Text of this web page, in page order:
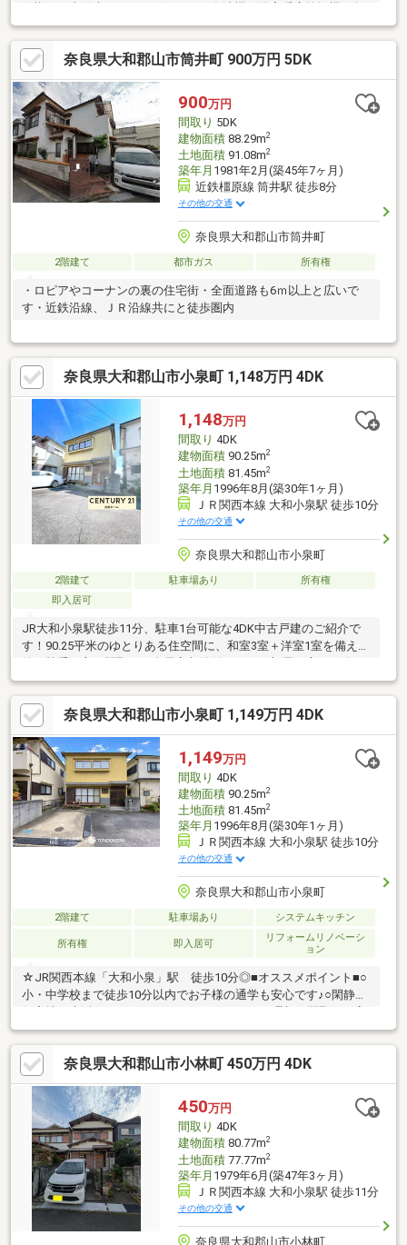
階トイレあり・電動シャッター雨戸（1階南側は手動です）・LDK
と畳コーナー間は間仕切りで仕切ることができます。
奈良県大和郡山市筒井町 900万円 5DK
900万円
間取り 5DK
建物面積88.29m2
土地面積91.08m2
築年月 1981年2月(築45年7ヶ月)
近鉄橿原線 筒井駅 徒歩8分
その他の交通
奈良県大和郡山市筒井町
2階建て 都市ガス 所有権
・ロピアやコーナンの裏の住宅街・全面道路も6ｍ以上と広いで
す・近鉄沿線、ＪＲ沿線共にと徒歩圏内
奈良県大和郡山市小泉町 1,148万円 4DK
1,148万円
間取り 4DK
建物面積90.25m2
土地面積81.45m2
築年月 1996年8月(築30年1ヶ月)
ＪＲ関西本線 大和小泉駅 徒歩10分
その他の交通
奈良県大和郡山市小泉町
2階建て 駐車場あり
所有権
即入居可
JR大和小泉駅徒歩11分、駐車1台可能な4DK中古戸建のご紹介で
す！90.25平米のゆとりある住空間に、和室3室＋洋室1室を備えた
いただけます。空家につき日程調整もしやすく、実際の広さや住
環境を現地でじっくりご確認いただけます。写真だけでは伝わら
ない広さや陽当たり、周辺の雰囲気を、ぜひ現地でご確認くださ
い。まずはお気軽に見学予約をどうぞ♪■各種提携銀行ローンあり
奈良県を知り尽くしたスタッフがサポートをいたしますネット掲
載していない物件もご用意しております。 センチュリー21京奈
ホーム株式会社 TEL0120-114-917
奈良県大和郡山市小泉町 1,149万円 4DK
1,149万円
間取り 4DK
建物面積90.25m2
土地面積81.45m2
築年月 1996年8月(築30年1ヶ月)
ＪＲ関西本線 大和小泉駅 徒歩10分
その他の交通
奈良県大和郡山市小泉町
2階建て 駐車場あり システムキッチン
所有権 即入居可
リフォームリノベーシ
ョン
☆JR関西本線「大和小泉」駅 徒歩10分◎■オススメポイント■○
小・中学校まで徒歩10分以内でお子様の通学も安心です♪○閑静な
更可能です♪○コンパクトな間取りで夫婦2人暮らしにも最適です
♪○即日内覧可能ですのでお気軽にお問い合わせくださいませ
♪【新築もリノベも比較して、一番納得できる家探しを。】新築の
安心感も、リノベの自由度も。両方を同時に検討できるのが当社
の強みです。予算内でエリアも間取りも欲張りたい方へ、最適な
住まい方をワンストップでご提案します♪◎探して、比べて、カタ
チにする。
奈良県大和郡山市小林町 450万円 4DK
450万円
間取り 4DK
建物面積80.77m2
土地面積77.77m2
築年月 1979年6月(築47年3ヶ月)
ＪＲ関西本線 大和小泉駅 徒歩11分
その他の交通
奈良県大和郡山市小林町